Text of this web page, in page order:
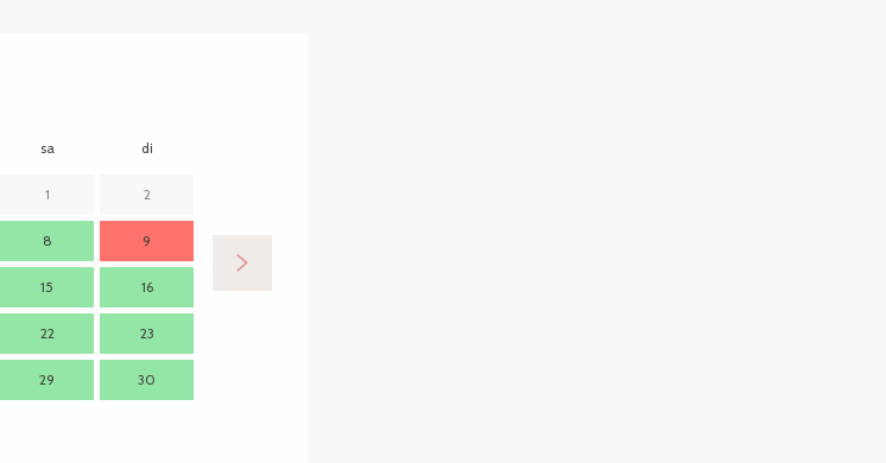
sa di
1 2
8 9
15 16
22 23
29 30